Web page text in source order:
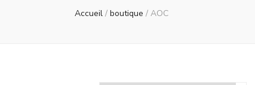
Accueil / boutique / AOC